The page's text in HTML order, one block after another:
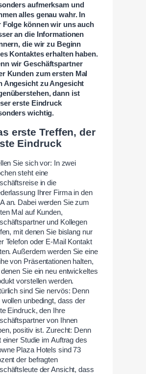
aufmerksam und
alles genau wahr. In
Folge können wir uns auch
an die Informationen
die wir zu Beginn
Kontaktes erhalten haben.
wir Geschäftspartner
Kunden zum ersten Mal
Angesicht zu Angesicht
dann ist
erste Eindruck
wichtig.
erste Treffen, der
Eindruck
Sie sich vor: In zwei
steht eine
in die
Ihrer Firma in den
an. Dabei werden Sie zum
Mal auf Kunden,
und Kollegen
mit denen Sie bislang nur
Telefon oder E-Mail Kontakt
Außerdem werden Sie eine
von Präsentationen halten,
denen Sie ein neu entwickeltes
vorstellen werden.
sind Sie nervös: Denn
wollen unbedingt, dass der
Eindruck, den Ihre
von Ihnen
positiv ist. Zurecht: Denn
einer Studie im Auftrag des
Plaza Hotels sind 73
der befragten
der Ansicht, dass